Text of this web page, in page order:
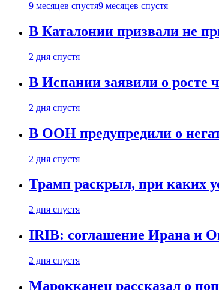
9 месяцев спустя9 месяцев спустя
В Каталонии призвали не
2 дня спустя
В Испании заявили о росте
2 дня спустя
В ООН предупредили о
2 дня спустя
Трамп раскрыл, при каких
2 дня спустя
IRIB: соглашение Ирана и
2 дня спустя
Марокканец рассказал о